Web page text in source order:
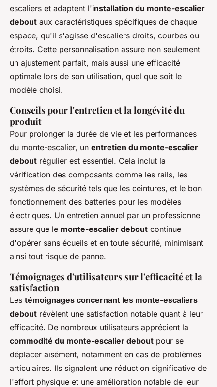
escaliers et adaptent l'installation du monte-escalier
debout aux caractéristiques spécifiques de chaque
espace, qu'il s'agisse d'escaliers droits, courbes ou
étroits. Cette personnalisation assure non seulement
un ajustement parfait, mais aussi une efficacité
optimale lors de son utilisation, quel que soit le
modèle choisi.
Conseils pour l'entretien et la longévité du
produit
Pour prolonger la durée de vie et les performances
du monte-escalier, un entretien du monte-escalier
debout régulier est essentiel. Cela inclut la
vérification des composants comme les rails, les
systèmes de sécurité tels que les ceintures, et le bon
fonctionnement des batteries pour les modèles
électriques. Un entretien annuel par un professionnel
assure que le monte-escalier debout continue
d'opérer sans écueils et en toute sécurité, minimisant
ainsi tout risque de panne.
Témoignages d'utilisateurs sur l'efficacité et la
satisfaction
Les témoignages concernant les monte-escaliers
debout révèlent une satisfaction notable quant à leur
efficacité. De nombreux utilisateurs apprécient la
commodité du monte-escalier debout pour se
déplacer aisément, notamment en cas de problèmes
articulaires. Ils signalent une réduction significative de
l'effort physique et une amélioration notable de leur